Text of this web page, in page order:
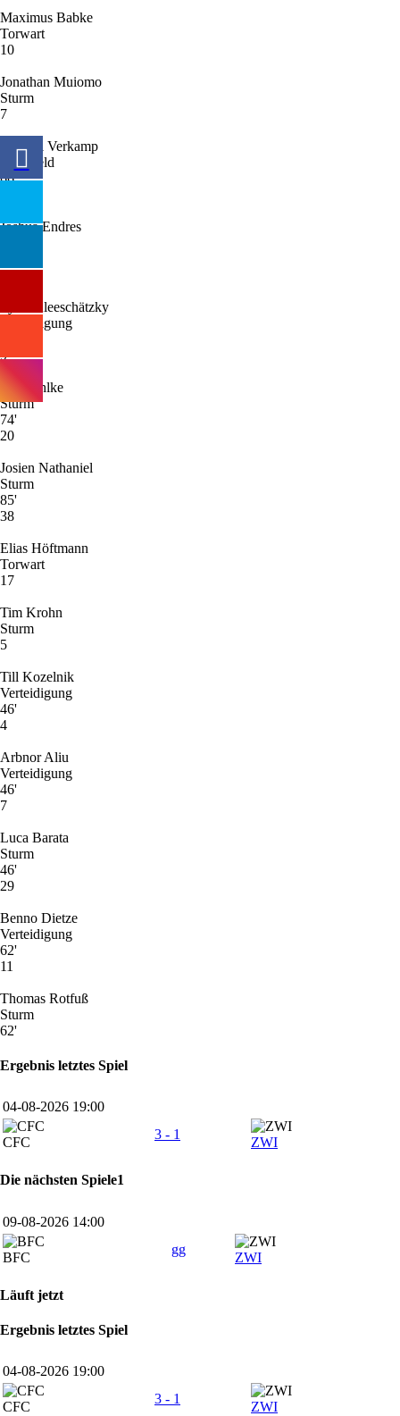
Maximus Babke
Torwart
10
Jonathan Muiomo
Sturm
7
Pasqual Verkamp
Mittelfeld
66'
Joshua Endres
2
Fynn Kleeschätzky
Verteidigung
9
Jan Dahlke
Sturm
74'
20
Josien Nathaniel
Sturm
85'
38
Elias Höftmann
Torwart
17
Tim Krohn
Sturm
5
Till Kozelnik
Verteidigung
46'
4
Arbnor Aliu
Verteidigung
46'
7
Luca Barata
Sturm
46'
29
Benno Dietze
Verteidigung
62'
11
Thomas Rotfuß
Sturm
62'
Ergebnis letztes Spiel
04-08-2026 19:00
CFC
3 - 1
ZWI
Die nächsten Spiele1
09-08-2026 14:00
BFC
gg
ZWI
Läuft jetzt
Ergebnis letztes Spiel
04-08-2026 19:00
CFC
3 - 1
ZWI